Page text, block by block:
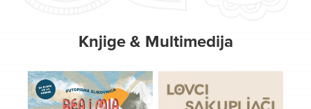
Knjige & Multimedija